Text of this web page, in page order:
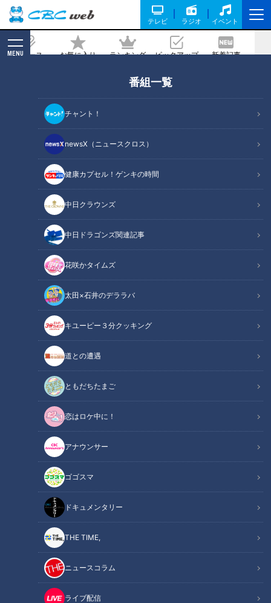
テレビ ラジオ イベント
ニュース お気に入り ランキング ピックアップ 新着記事
MENU
番組一覧
チャント！
newsX（ニュースクロス）
健康カプセル！ゲンキの時間
中日クラウンズ
中日ドラゴンズ関連記事
花咲かタイムズ
太田×石井のデララバ
キユーピー３分クッキング
道との遭遇
ともだちたまご
恋はロケ中に！
アナウンサー
ゴゴスマ
ドキュメンタリー
THE TIME,
ニュースコラム
ライブ配信
したい、そんだけです。」竜の新選手会
長藤嶋健人の熱いリアルに迫る！
記事に戻る
「サンデードラゴンズ」より藤嶋健人投手(C)CBCテレビ
この記事の画像（全7枚）
記事に戻る
この記事を見たあなたへのおすすめ